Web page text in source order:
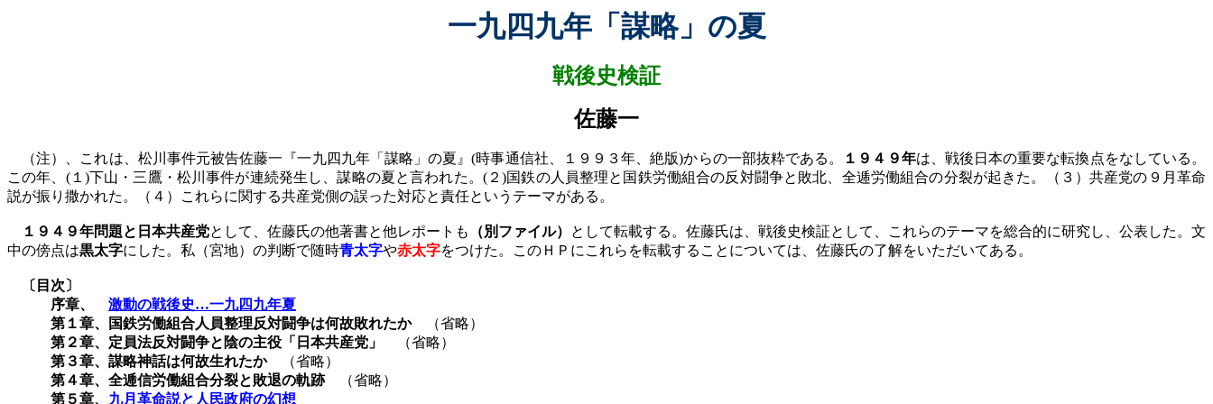
一九四九年「謀略」の夏
戦後史検証
佐藤一
（注）、これは、松川事件元被告佐藤一『一九四九年「謀略」の夏 』(時事通信社、１９９３年、絶版)からの一部抜粋である。 １９４９年は、戦後日本の重要な転換点をなしている。
この年、 (１ )下山・三鷹・松川事件が連続発生し、謀略の夏と言われた。 (２)国鉄の人員整理と国鉄労働組合の反対闘争と敗北、全逓労働組合の分裂が起きた。（３）共産党の９月革命
説が振り撒かれた。（４）これらに関する共産党側の誤った対応と責任というテーマがある。
１９４９年問題と日本共産党として、佐藤氏の他著書と他レポートも （別ファイル）
として転載する。佐藤氏は、戦後史検証として、これらのテーマを総合的に研究し、公表した。文
中の傍点は黒太字にした。私（宮地）の判断で随時青太字や赤太字をつけた。このＨＰにこれらを転載することについては、佐藤氏の了解をいただいてある。
〔目次〕
序章、 激動の戦後史…一九四九年夏
第１章、国鉄労働組合人員整理反対闘争は何故敗れたか（省略）
第２章、定員法反対闘争と陰の主役「日本共産党」
（省略）
第３章、謀略神話は何故生れたか（省略）
第４章、全逓信労働組合分裂と敗退の軌跡（省略）
第５章、 九月革命説と人民政府の幻想